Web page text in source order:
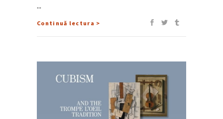
Continuă lectura >